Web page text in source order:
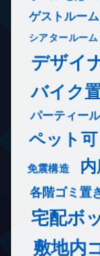
ゲストルーム
シアタールーム
デザイ
バイク
パーティー
ペット可
免震構造
各階ゴミ置
宅配ボ
敷地内